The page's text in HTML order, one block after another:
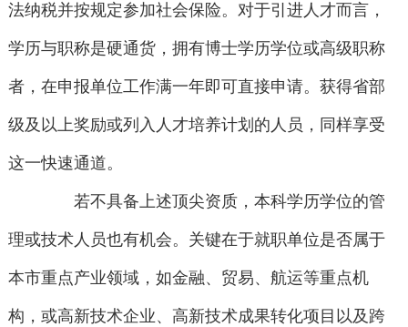
法纳税并按规定参加社会保险。对于引进人才而言，
学历与职称是硬通货，拥有博士学历学位或高级职称
者，在申报单位工作满一年即可直接申请。获得省部
级及以上奖励或列入人才培养计划的人员，同样享受
这一快速通道。
若不具备上述顶尖资质，本科学历学位的管
理或技术人员也有机会。关键在于就职单位是否属于
本市重点产业领域，如金融、贸易、航运等重点机
构，或高新技术企业、高新技术成果转化项目以及跨